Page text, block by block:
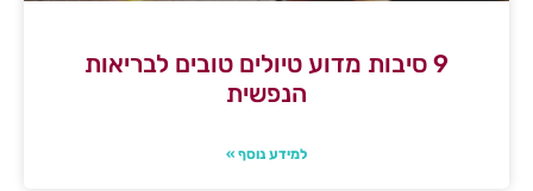
9 סיבות מדוע טיולים טובים לבריאות
הנפשית
למידע נוסף »